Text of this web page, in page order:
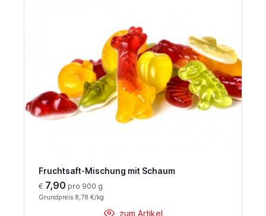
Fruchtsaft-Mischung mit Schaum
€ 7,90 pro 900 g
Grundpreis 8,78 €/kg
zum Artikel